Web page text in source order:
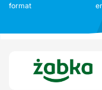
format